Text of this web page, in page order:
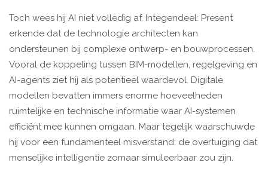
Toch wees hij AI niet volledig af. Integendeel: Present
erkende dat de technologie architecten kan
ondersteunen bij complexe ontwerp- en bouwprocessen.
Vooral de koppeling tussen BIM-modellen, regelgeving en
AI-agents ziet hij als potentieel waardevol. Digitale
modellen bevatten immers enorme hoeveelheden
ruimtelijke en technische informatie waar AI-systemen
efficiënt mee kunnen omgaan. Maar tegelijk waarschuwde
hij voor een fundamenteel misverstand: de overtuiging dat
menselijke intelligentie zomaar simuleerbaar zou zijn.